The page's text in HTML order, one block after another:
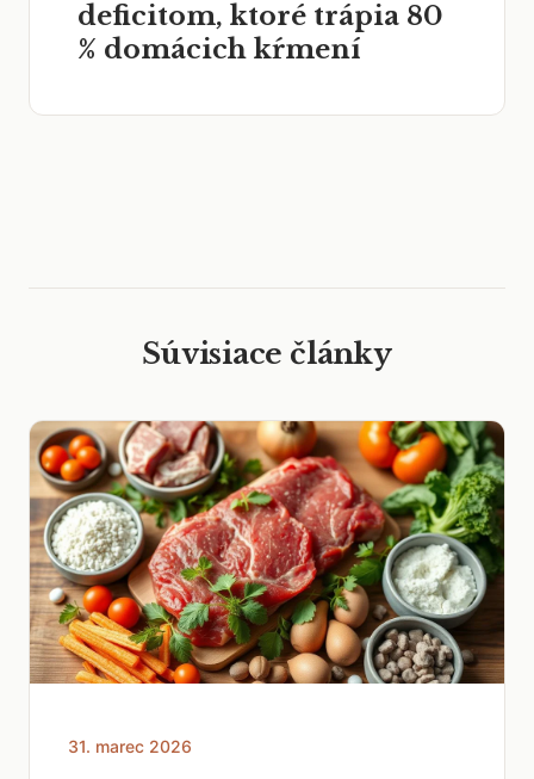
deficitom, ktoré trápia 80
% domácich kŕmení
Súvisiace články
31. marec 2026